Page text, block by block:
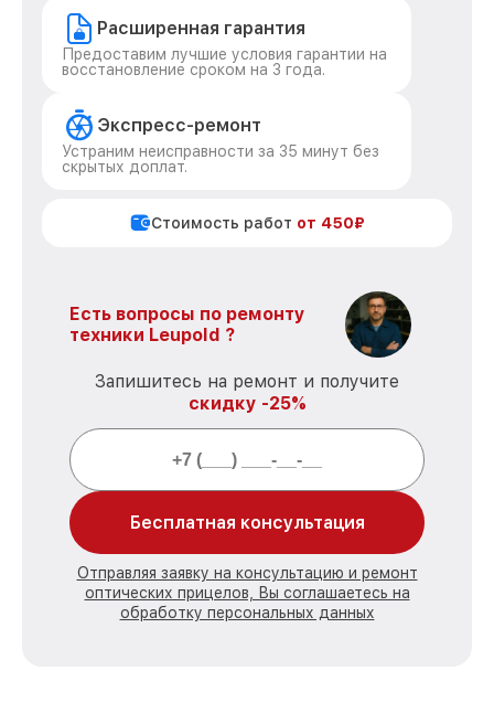
Расширенная гарантия
Предоставим лучшие условия гарантии на
восстановление сроком на 3 года.
Экспресс-ремонт
Устраним неисправности за 35 минут без
скрытых доплат.
Стоимость работ от 450₽
Есть вопросы по ремонту
техники Leupold ?
Запишитесь на ремонт и получите
скидку -25%
Бесплатная консультация
Отправляя заявку на консультацию и ремонт
оптических прицелов, Вы соглашаетесь на
обработку персональных данных